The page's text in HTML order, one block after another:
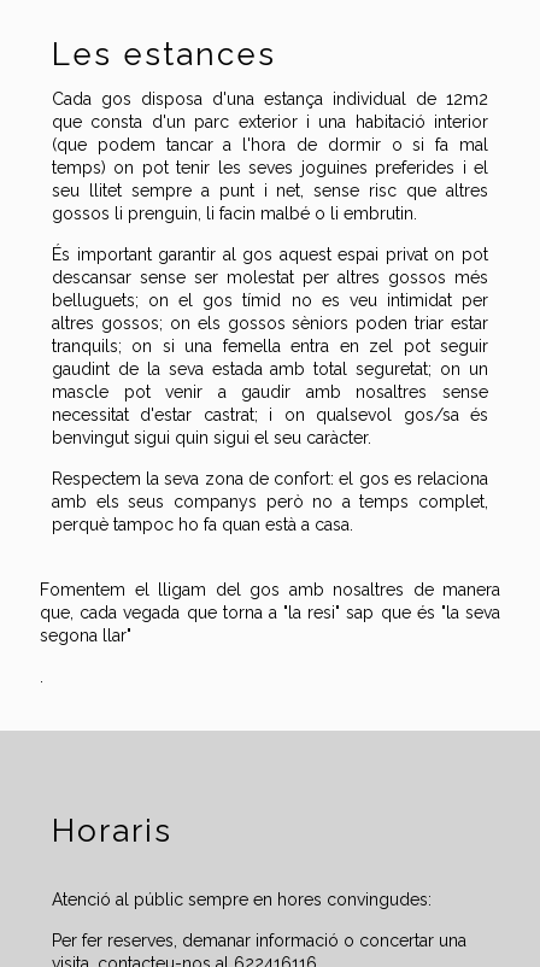
Les estances
Cada gos disposa d'una estança individual de 12m2
que consta d'un parc exterior i una habitació interior
(que podem tancar a l'hora de dormir o si fa mal
temps) on pot tenir les seves joguines preferides i el
seu llitet sempre a punt i net, sense risc que altres
gossos li prenguin, li facin malbé o li embrutin.
És important garantir al gos aquest espai privat on pot
descansar sense ser molestat per altres gossos més
belluguets; on el gos tímid no es veu intimidat per
altres gossos; on els gossos sèniors poden triar estar
tranquils; on si una femella entra en zel pot seguir
gaudint de la seva estada amb total seguretat; on un
mascle pot venir a gaudir amb nosaltres sense
necessitat d'estar castrat; i on qualsevol gos/sa és
benvingut sigui quin sigui el seu caràcter.
Respectem la seva zona de confort: el gos es relaciona
amb els seus companys però no a temps complet,
perquè tampoc ho fa quan està a casa.
Fomentem el lligam del gos amb nosaltres de manera
que, cada vegada que torna a "la resi" sap que és "la seva
segona llar"
Horaris
Atenció al públic sempre en hores convingudes:
Per fer reserves, demanar informació o concertar una
visita, contacteu-nos al 622416116